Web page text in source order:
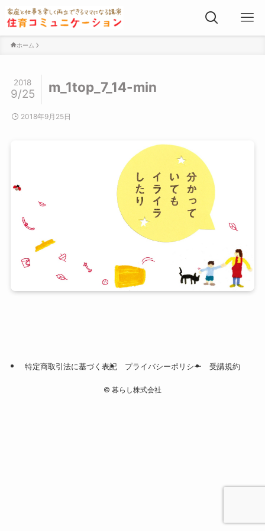
ホーム
m_1top_7_14-min
2018
9/25
2018年9月25日
特定商取引法に基づく表記 プライバシーポリシー 受講規約
© 暮らし株式会社